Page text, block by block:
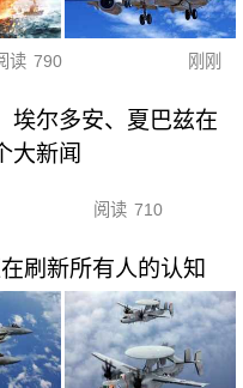
读 790 刚刚
埃尔多安、夏巴兹在
大新闻
阅读 710
刷新所有人的认知